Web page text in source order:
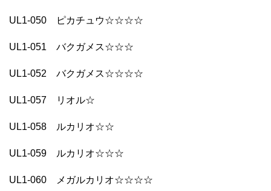
UL1-050 ピカチュウ☆☆☆☆
UL1-051 バクガメス☆☆☆
UL1-052 バクガメス☆☆☆☆
UL1-057 リオル☆
UL1-058 ルカリオ☆☆
UL1-059 ルカリオ☆☆☆
UL1-060 メガルカリオ☆☆☆☆